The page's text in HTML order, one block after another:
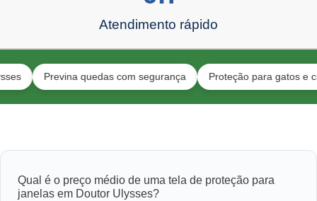
Atendimento rápido
Previna quedas com segurança Proteção para gatos e crianças
Qual é o preço médio de uma tela de proteção para
janelas em Doutor Ulysses?